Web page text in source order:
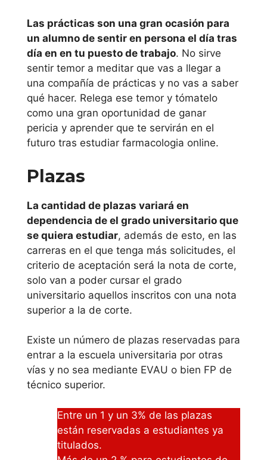
Universidad del
País Vasco
Principado de
Asturias
Universidad de
Oviedo
Región de
Murcia
Universidad
Politécnica de
Cartagena
Universidad
Católica San
Murcia
Universidad de
Univeridad
es dónde
Las prácticas son una gran ocasión para
un alumno de sentir en persona el día tras
día en en tu puesto de trabajo. No sirve
sentir temor a meditar que vas a llegar a
una compañía de prácticas y no vas a saber
qué hacer. Relega ese temor y tómatelo
como una gran oportunidad de ganar
pericia y aprender que te servirán en el
futuro tras estudiar farmacologia online.
Plazas
La cantidad de plazas variará en
dependencia de el grado universitario que
se quiera estudiar, además de esto, en las
carreras en el que tenga más solicitudes, el
criterio de aceptación será la nota de corte,
solo van a poder cursar el grado
universitario aquellos inscritos con una nota
superior a la de corte.
Existe un número de plazas reservadas para
entrar a la escuela universitaria por otras
vías y no sea mediante EVAU o bien FP de
técnico superior.
Entre un 1 y un 3% de las plazas
están reservadas a estudiantes ya
titulados.